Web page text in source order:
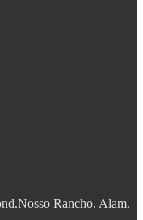
Rancho, Alam.